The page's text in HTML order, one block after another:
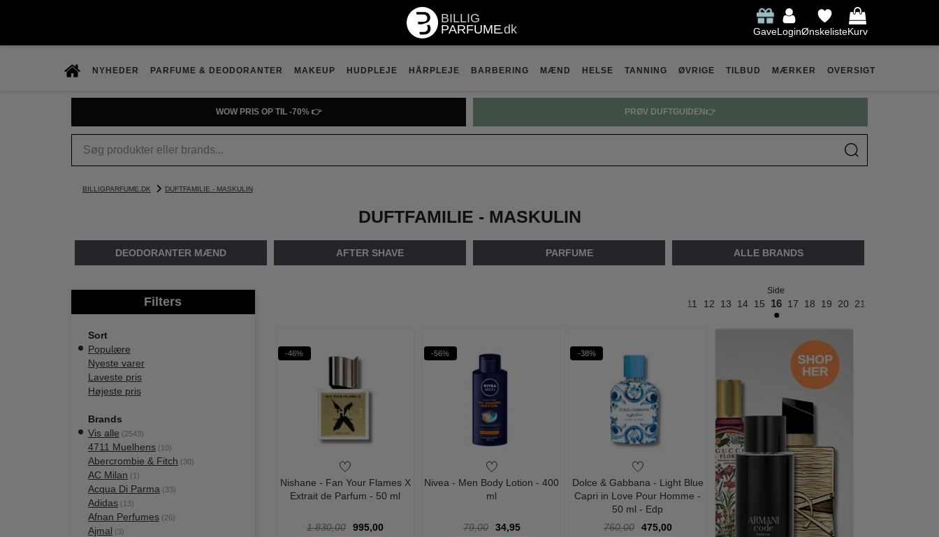
GaveLoginØnskelisteKurv
NYHEDER PARFUME & DEODORANTER MAKEUP HUDPLEJE HÅRPLEJE BARBERING MÆND HELSE TANNING ØVRIGE TILBUD MÆRKER OVERSIGT
PRØV DUFTGUIDEN👉 PRADA PARFUME SPAR OP TIL 30% 👉
BILLIGPARFUME.DK DUFTFAMILIE - MASKULIN
DUFTFAMILIE - MASKULIN
DEODORANTER MÆND AFTER SHAVE PARFUME ALLE BRANDS
Filters
Sort
Populære
Nyeste varer
Laveste pris
Højeste pris
Brands
Vis alle (2543)
4711 Muelhens (10)
Abercrombie & Fitch (30)
AC Milan (1)
Acqua Di Parma (33)
Adidas (13)
Afnan Perfumes (26)
Ajmal (3)
Side
11 12 13 14 15 16 17 18 19 20 21
-46%
Nishane - Fan Your Flames X
Extrait de Parfum - 50 ml
1.830,00
995,00
-56%
Nivea - Men Body Lotion - 400
ml
79,00
34,95
-38%
Dolce & Gabbana - Light Blue
Capri in Love Pour Homme -
50 ml - Edp
760,00
475,00